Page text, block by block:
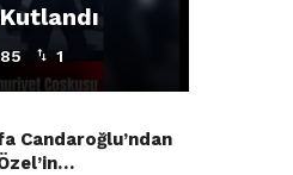
1
Candaroğlu’ndan